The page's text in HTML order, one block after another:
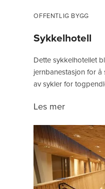
Sykkelhotell
OFFENTLIG BYGG
Dette sykkelhotellet
jernbanestasjon for
av sykler for
Les mer